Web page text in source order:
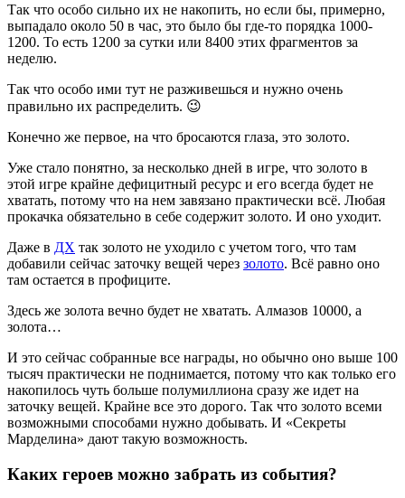
Так что особо сильно их не накопить, но если бы, примерно,
выпадало около 50 в час, это было бы где-то порядка 1000-
1200. То есть 1200 за сутки или 8400 этих фрагментов за
неделю.
Так что особо ими тут не разживешься и нужно очень
правильно их распределить. 😉
Конечно же первое, на что бросаются глаза, это золото.
Уже стало понятно, за несколько дней в игре, что золото в
этой игре крайне дефицитный ресурс и его всегда будет не
хватать, потому что на нем завязано практически всё. Любая
прокачка обязательно в себе содержит золото. И оно уходит.
Даже в ДХ так золото не уходило с учетом того, что там
добавили сейчас заточку вещей через золото. Всё равно оно
там остается в профиците.
Здесь же золота вечно будет не хватать. Алмазов 10000, а
золота…
И это сейчас собранные все награды, но обычно оно выше 100
тысяч практически не поднимается, потому что как только его
накопилось чуть больше полумиллиона сразу же идет на
заточку вещей. Крайне все это дорого. Так что золото всеми
возможными способами нужно добывать. И «Секреты
Марделина» дают такую возможность.
Каких героев можно забрать из события?